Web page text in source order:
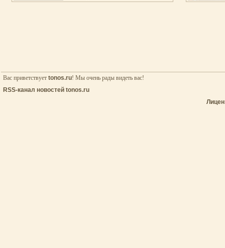
Вас приветствует tonos.ru! Мы очень рады видеть вас!
RSS-канал новостей tonos.ru